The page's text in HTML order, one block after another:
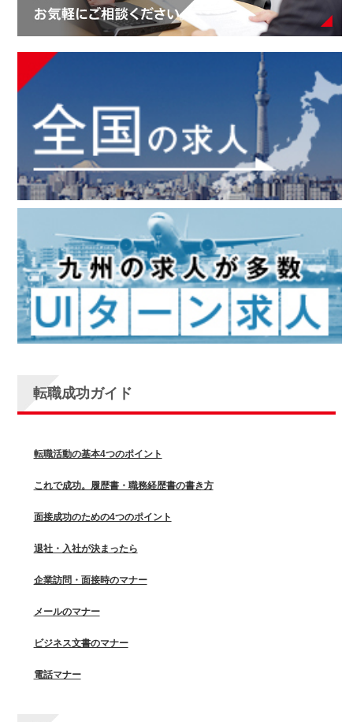
転職成功ガイド
転職活動の基本4つのポイント
これで成功。履歴書・職務経歴書の書き方
面接成功のための4つのポイント
退社・入社が決まったら
企業訪問・面接時のマナー
メールのマナー
ビジネス文書のマナー
電話マナー